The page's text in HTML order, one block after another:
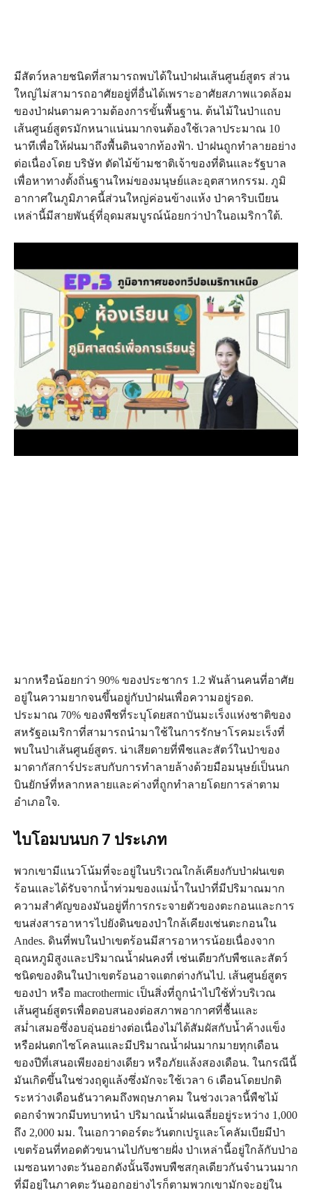
มีสัตว์หลายชนิดที่สามารถพบได้ในป่าฝนเส้นศูนย์สูตร ส่วน
ใหญ่ไม่สามารถอาศัยอยู่ที่อื่นได้เพราะอาศัยสภาพแวดล้อม
ของป่าฝนตามความต้องการขั้นพื้นฐาน. ต้นไม้ในป่าแถบ
เส้นศูนย์สูตรมักหนาแน่นมากจนต้องใช้เวลาประมาณ 10
นาทีเพื่อให้ฝนมาถึงพื้นดินจากท้องฟ้า. ป่าฝนถูกทำลายอย่าง
ต่อเนื่องโดย บริษัท ตัดไม้ข้ามชาติเจ้าของที่ดินและรัฐบาล
เพื่อหาทางตั้งถิ่นฐานใหม่ของมนุษย์และอุตสาหกรรม. ภูมิ
อากาศในภูมิภาคนี้ส่วนใหญ่ค่อนข้างแห้ง ป่าคาริบเบียน
เหล่านี้มีสายพันธุ์ที่อุดมสมบูรณ์น้อยกว่าป่าในอเมริกาใต้.
มากหรือน้อยกว่า 90% ของประชากร 1.2 พันล้านคนที่อาศัย
อยู่ในความยากจนขึ้นอยู่กับป่าฝนเพื่อความอยู่รอด.
ประมาณ 70% ของพืชที่ระบุโดยสถาบันมะเร็งแห่งชาติของ
สหรัฐอเมริกาที่สามารถนำมาใช้ในการรักษาโรคมะเร็งที่
พบในป่าเส้นศูนย์สูตร. น่าเสียดายที่พืชและสัตว์ในป่าของ
มาดากัสการ์ประสบกับการทำลายล้างด้วยมือมนุษย์เป็นนก
บินยักษ์ที่หลากหลายและค่างที่ถูกทำลายโดยการล่าตาม
อำเภอใจ.
ไบโอมบนบก 7 ประเภท
พวกเขามีแนวโน้มที่จะอยู่ในบริเวณใกล้เคียงกับป่าฝนเขต
ร้อนและได้รับจากน้ำท่วมของแม่น้ำในป่าที่มีปริมาณมาก
ความสำคัญของมันอยู่ที่การกระจายตัวของตะกอนและการ
ขนส่งสารอาหารไปยังดินของป่าใกล้เคียงเช่นตะกอนใน
Andes. ดินที่พบในป่าเขตร้อนมีสารอาหารน้อยเนื่องจาก
อุณหภูมิสูงและปริมาณน้ำฝนคงที่ เช่นเดียวกับพืชและสัตว์
ชนิดของดินในป่าเขตร้อนอาจแตกต่างกันไป. เส้นศูนย์สูตร
ของป่า หรือ macrothermic เป็นสิ่งที่ถูกนำไปใช้ทั่วบริเวณ
เส้นศูนย์สูตรเพื่อตอบสนองต่อสภาพอากาศที่ชื้นและ
สม่ำเสมอซึ่งอบอุ่นอย่างต่อเนื่องไม่ได้สัมผัสกับน้ำค้างแข็ง
หรือฝนตกไซโคลนและมีปริมาณน้ำฝนมากมายทุกเดือน
ของปีที่เสนอเพียงอย่างเดียว หรือภัยแล้งสองเดือน. ในกรณีนี้
มันเกิดขึ้นในช่วงฤดูแล้งซึ่งมักจะใช้เวลา 6 เดือนโดยปกติ
ระหว่างเดือนธันวาคมถึงพฤษภาคม ในช่วงเวลานี้พืชไม้
ดอกจำพวกมีบทบาทนำ ปริมาณน้ำฝนเฉลี่ยอยู่ระหว่าง 1,000
ถึง 2,000 มม. ในเอกวาดอร์ตะวันตกเปรูและโคลัมเบียมีป่า
เขตร้อนที่ทอดตัวขนานไปกับชายฝั่ง ป่าเหล่านี้อยู่ใกล้กับป่าอ
เมซอนทางตะวันออกดังนั้นจึงพบพืชสกุลเดียวกันจำนวนมาก
ที่มีอยู่ในภาคตะวันออกอย่างไรก็ตามพวกเขามักจะอยู่ใน